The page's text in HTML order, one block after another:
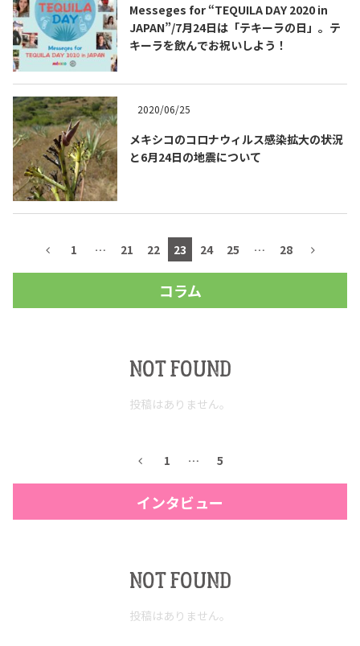
Messeges for “TEQUILA DAY 2020 in
JAPAN”/7月24日は「テキーラの日」。テ
キーラを飲んでお祝いしよう！
2020/06/25
メキシコのコロナウィルス感染拡大の状況
と6月24日の地震について
1 … 21 22 23 24 25 … 28
コラム
NOT FOUND
投稿はありません。
1 … 5
インタビュー
NOT FOUND
投稿はありません。